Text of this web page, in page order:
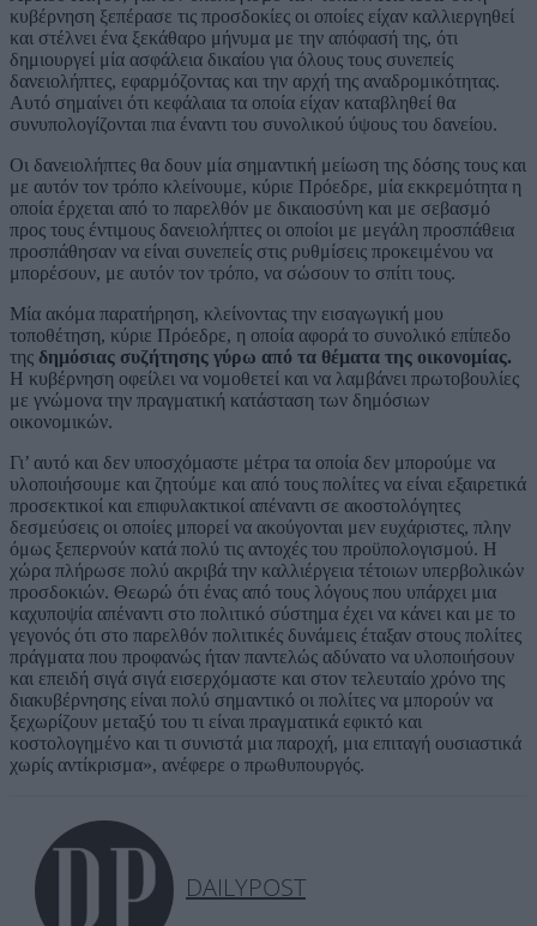
κυβέρνηση ξεπέρασε τις προσδοκίες οι οποίες είχαν καλλιεργηθεί
και στέλνει ένα ξεκάθαρο μήνυμα με την απόφασή της, ότι
δημιουργεί μία ασφάλεια δικαίου για όλους τους συνεπείς
δανειολήπτες, εφαρμόζοντας και την αρχή της αναδρομικότητας.
Αυτό σημαίνει ότι κεφάλαια τα οποία είχαν καταβληθεί θα
συνυπολογίζονται πια έναντι του συνολικού ύψους του δανείου.
Οι δανειολήπτες θα δουν μία σημαντική μείωση της δόσης τους και
με αυτόν τον τρόπο κλείνουμε, κύριε Πρόεδρε, μία εκκρεμότητα η
οποία έρχεται από το παρελθόν με δικαιοσύνη και με σεβασμό
προς τους έντιμους δανειολήπτες οι οποίοι με μεγάλη προσπάθεια
προσπάθησαν να είναι συνεπείς στις ρυθμίσεις προκειμένου να
μπορέσουν, με αυτόν τον τρόπο, να σώσουν το σπίτι τους.
Μία ακόμα παρατήρηση, κλείνοντας την εισαγωγική μου
τοποθέτηση, κύριε Πρόεδρε, η οποία αφορά το συνολικό επίπεδο
της δημόσιας συζήτησης γύρω από τα θέματα της οικονομίας.
Η κυβέρνηση οφείλει να νομοθετεί και να λαμβάνει πρωτοβουλίες
με γνώμονα την πραγματική κατάσταση των δημόσιων
οικονομικών.
Γι’ αυτό και δεν υποσχόμαστε μέτρα τα οποία δεν μπορούμε να
υλοποιήσουμε και ζητούμε και από τους πολίτες να είναι εξαιρετικά
προσεκτικοί και επιφυλακτικοί απέναντι σε ακοστολόγητες
δεσμεύσεις οι οποίες μπορεί να ακούγονται μεν ευχάριστες, πλην
όμως ξεπερνούν κατά πολύ τις αντοχές του προϋπολογισμού. Η
χώρα πλήρωσε πολύ ακριβά την καλλιέργεια τέτοιων υπερβολικών
προσδοκιών. Θεωρώ ότι ένας από τους λόγους που υπάρχει μια
καχυποψία απέναντι στο πολιτικό σύστημα έχει να κάνει και με το
γεγονός ότι στο παρελθόν πολιτικές δυνάμεις έταξαν στους πολίτες
πράγματα που προφανώς ήταν παντελώς αδύνατο να υλοποιήσουν
και επειδή σιγά σιγά εισερχόμαστε και στον τελευταίο χρόνο της
διακυβέρνησης είναι πολύ σημαντικό οι πολίτες να μπορούν να
ξεχωρίζουν μεταξύ του τι είναι πραγματικά εφικτό και
κοστολογημένο και τι συνιστά μια παροχή, μια επιταγή ουσιαστικά
χωρίς αντίκρισμα», ανέφερε ο πρωθυπουργός.
DAILYPOST